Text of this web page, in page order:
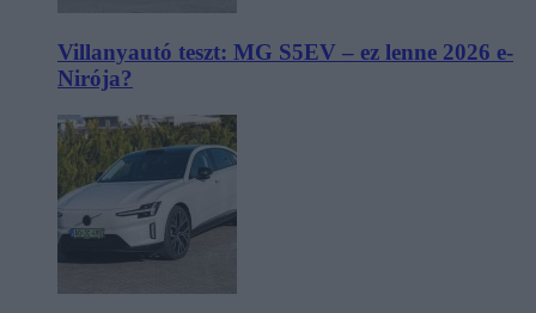
Villanyautó teszt: MG S5EV – ez lenne 2026 e-
Nirója?